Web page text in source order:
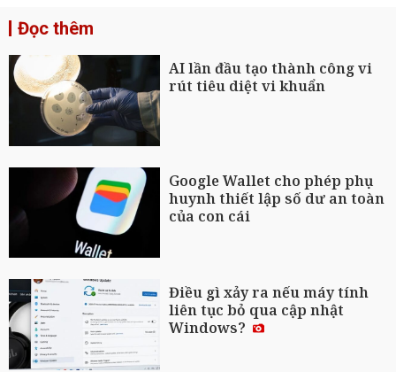
Đọc thêm
AI lần đầu tạo thành công vi
rút tiêu diệt vi khuẩn
Google Wallet cho phép phụ
huynh thiết lập số dư an toàn
của con cái
Điều gì xảy ra nếu máy tính
liên tục bỏ qua cập nhật
Windows?